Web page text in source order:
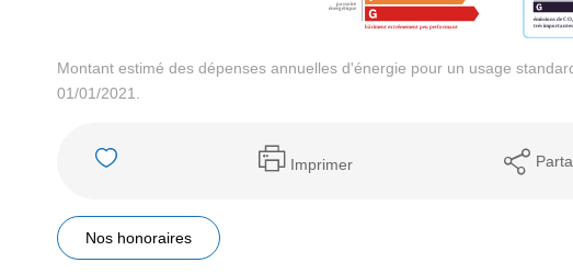
Montant estimé des dépenses annuelles d'énergie pour un usage
01/01/2021.
Imprimer
Nos honoraires